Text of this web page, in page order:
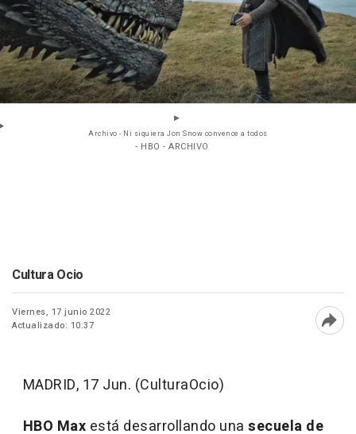
Archivo - Ni siquiera Jon Snow convence a todos
- HBO - ARCHIVO
Cultura Ocio
Viernes, 17 junio 2022
Actualizado: 10:37
MADRID, 17 Jun. (CulturaOcio)
HBO Max está desarrollando una secuela de